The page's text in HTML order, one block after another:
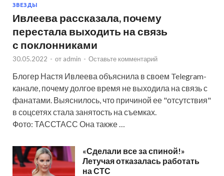
ЗВЕЗДЫ
Ивлеева рассказала, почему
перестала выходить на связь
с поклонниками
30.05.2022 - от admin - Оставьте комментарий
Блогер Настя Ивлеева объяснила в своем Telegram-
канале, почему долгое время не выходила на связь с
фанатами. Выяснилось, что причиной ее "отсутствия"
в соцсетях стала занятость на съемках.
Фото: ТАССТАСС Она также …
«Сделали все за спиной!»
Летучая отказалась работать
на СТС